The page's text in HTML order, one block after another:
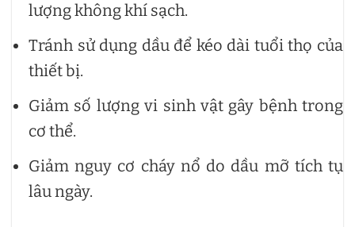
lượng không khí sạch.
Tránh sử dụng dầu để kéo dài tuổi thọ của
thiết bị.
Giảm số lượng vi sinh vật gây bệnh trong
cơ thể.
Giảm nguy cơ cháy nổ do dầu mỡ tích tụ
lâu ngày.